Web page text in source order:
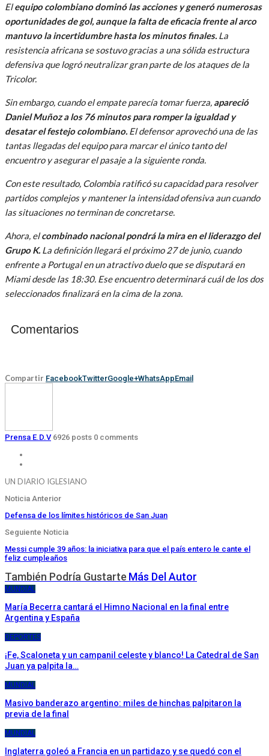
Elequipo colombiano dominó las acciones y generó numerosas
oportunidades de gol, aunque la falta de eficacia frente al arco
mantuvo la incertidumbre hasta los minutos finales. La
resistencia africana se sostuvo gracias a una sólida estructura
defensiva que logró neutralizar gran parte de los ataques de la
Tricolor.
Sin embargo, cuando el empate parecía tomar fuerza, apareció
Daniel Muñoz a los 76 minutos para romper la igualdad y
desatar el festejo colombiano. El defensor aprovechó una de las
tantas llegadas del equipo para marcar el único tanto del
encuentro y asegurar el pasaje a la siguiente ronda.
Con este resultado, Colombia ratificó su capacidad para resolver
partidos complejos y mantener la intensidad ofensiva aun cuando
las situaciones no terminan de concretarse.
Ahora, elcombinado nacional pondrá la mira en el liderazgo del
Grupo K. La definición llegará el próximo 27 de junio, cuando
enfrente a Portugal en un atractivo duelo que se disputará en
Miami desde las 18:30. Ese encuentro determinará cuál de los dos
seleccionados finalizará en la cima de la zona.
Comentarios
Compartir FacebookTwitterGoogle+WhatsAppEmail
Prensa E.D.V 6926 posts 0 comments
UN DIARIO IGLESIANO
Noticia Anterior
Defensa de los límites históricos de San Juan
Seguiente Noticia
Messi cumple 39 años: la iniciativa para que el país entero le cante el
feliz cumpleaños
También Podría Gustarte Más Del Autor
MUNDIAL
María Becerra cantará el Himno Nacional en la final entre
Argentina y España
DEPORTES
¡Fe, Scaloneta y un campanil celeste y blanco! La Catedral de San
Juan ya palpita la…
MUNDIAL
Masivo banderazo argentino: miles de hinchas palpitaron la
previa de la final
MUNDIAL
Inglaterra goleó a Francia en un partidazo y se quedó con el